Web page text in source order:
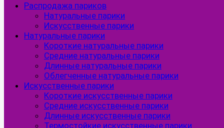
Распродажа париков
Натуральные парики
Искусственные парики
Натуральные парики
Короткие натуральные парики
Средние натуральные парики
Длинные натуральные парики
Облегченные натуральные парики
Искусственные парики
Короткие искусственные парики
Средние искусственные парики
Длинные искусственные парики
Термостойкие искусственные парики